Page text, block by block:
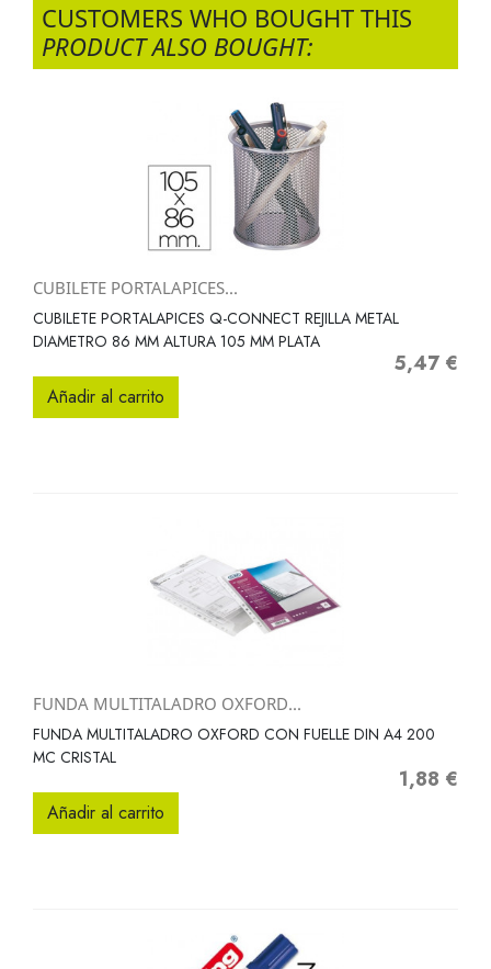
CUSTOMERS WHO BOUGHT THIS
PRODUCT ALSO BOUGHT:
CUBILETE PORTALAPICES...
CUBILETE PORTALAPICES Q-CONNECT REJILLA METAL
DIAMETRO 86 MM ALTURA 105 MM PLATA
Precio
5,47 €
Añadir al carrito
FUNDA MULTITALADRO OXFORD...
FUNDA MULTITALADRO OXFORD CON FUELLE DIN A4 200
MC CRISTAL
Precio
1,88 €
Añadir al carrito